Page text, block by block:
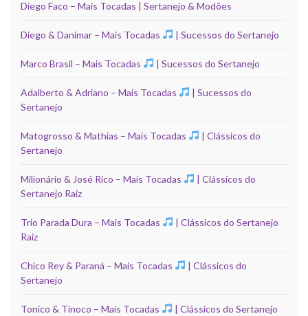
Diego Faco – Mais Tocadas | Sertanejo & Modões
Diego & Danimar – Mais Tocadas | Sucessos do Sertanejo
Marco Brasil – Mais Tocadas | Sucessos do Sertanejo
Adalberto & Adriano – Mais Tocadas
| Sucessos do
Sertanejo
Matogrosso & Mathias – Mais Tocadas
| Clássicos do
Sertanejo
Milionário & José Rico – Mais Tocadas
| Clássicos do
Sertanejo Raiz
Trio Parada Dura – Mais Tocadas
| Clássicos do Sertanejo
Raiz
Chico Rey & Paraná – Mais Tocadas
| Clássicos do
Sertanejo
Tonico & Tinoco – Mais Tocadas
| Clássicos do Sertanejo